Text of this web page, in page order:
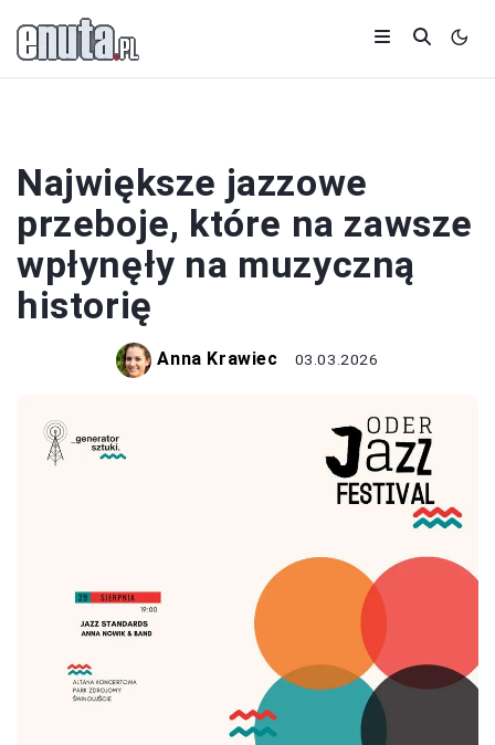
Największe jazzowe
przeboje, które na zawsze
wpłynęły na muzyczną
historię
Anna Krawiec 03.03.2026